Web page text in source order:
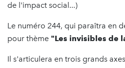
de l'impact social...)
Le numéro 244, qui paraîtra en
pour thème "Les invisibles de
Il s'articulera en trois grands